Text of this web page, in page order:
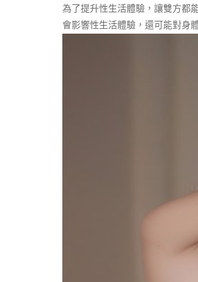
為了提升性生活體驗，讓雙方都
會影響性生活體驗，還可能對身